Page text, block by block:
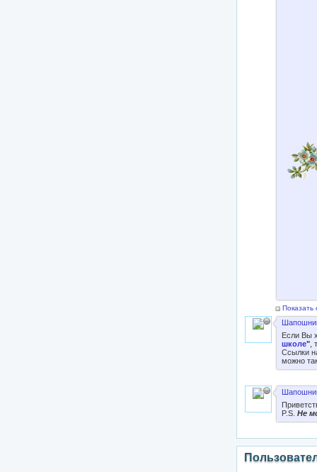
Показать
Если Вы
школе"
Ссылки
можно
P.S. Не